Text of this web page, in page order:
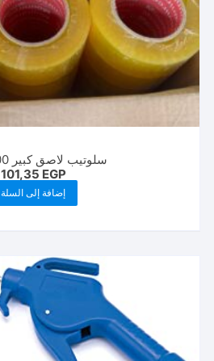
سلوتيب لاصق كبير 400 جرام
101,35 EGP
إضافة إلى السلة